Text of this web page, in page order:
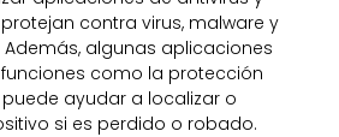
contra virus, malware y
algunas aplicaciones
como la protección
ayudar a localizar o
si es perdido o robado.